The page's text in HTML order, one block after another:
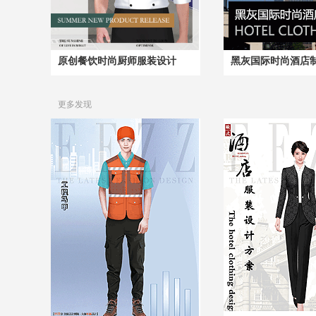
原创餐饮时尚厨师服装设计 黑灰国际时尚酒店
更多发现